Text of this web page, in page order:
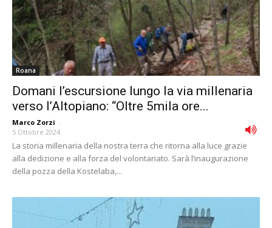
Roana
Domani l’escursione lungo la via millenaria
verso l’Altopiano: “Oltre 5mila ore...
Marco Zorzi -
5 Ottobre 2024
La storia millenaria della nostra terra che ritorna alla luce grazie
alla dedizione e alla forza del volontariato. Sarà l’inaugurazione
della pozza della Kostelaba,...